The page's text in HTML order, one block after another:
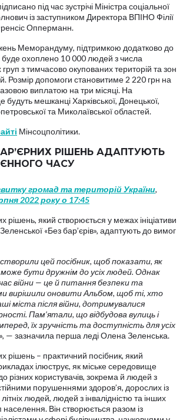
під час зустрічі Міністра соціальної
із заступником Директора ВПІНО Філії
Опперманн.
Меморандуму, підтримкою додатково до
охоплено 10 000 людей з числа
з тимчасово окупованих територій та зон
Розмір допомоги становитиме 2 220 грн на
виплатою на три місяці. На
будуть мешканці Харківської, Донецької,
та Миколаївської областей.
Мінсоцполітики.
РІШЕНЬ АДАПТУЮТЬ
ЧАСУ
громад та територій України,
2022 року о 17:45
рішень, який створюється у межах ініціативи
«Без бар’єрів», адаптують до вимог
цей посібник, щоб показати, як
бути дружнім до усіх людей. Однак
час війни — це й питання безпеки та
ми вирішили оновити Альбом, щоб ті, хто
міста після війни, дотримувалися
Пам’ятали, що відбудова вулиць і
їх зручність та доступність для усіх
», — зазначила перша леді Олена Зеленська.
рішень – практичний посібник, який
ілюструє, як міське середовище
різних користувачів, зокрема й людей з
порушеннями здоров’я, дорослих із
людей, людей з інвалідністю та інших
Він створюється разом із